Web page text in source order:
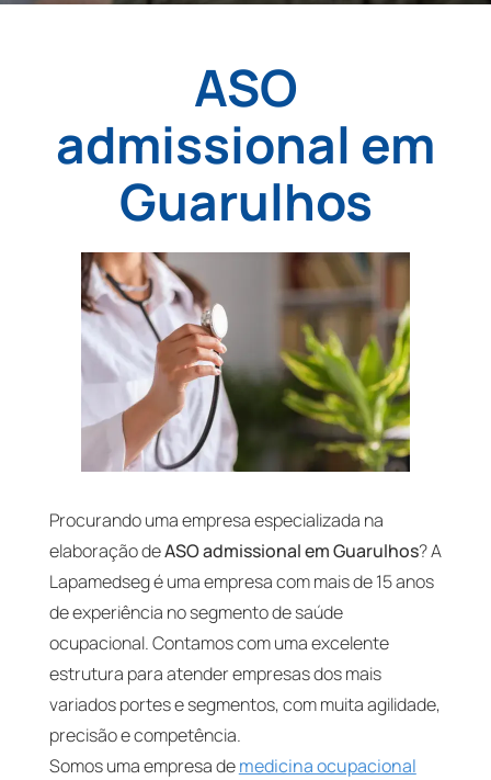
ASO
admissional em
Guarulhos
Procurando uma empresa especializada na
elaboração deASO admissional em Guarulhos? A
Lapamedseg é uma empresa com mais de 15 anos
de experiência no segmento de saúde
ocupacional. Contamos com uma excelente
estrutura para atender empresas dos mais
variados portes e segmentos, com muita agilidade,
precisão e competência.
Somos uma empresa demedicina ocupacional